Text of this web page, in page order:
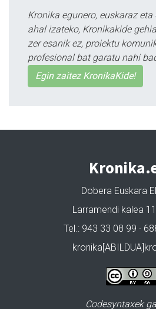
Kronika egunero, euskaraz
ahal izateko, Kronikakide
zer esanik ez, proiektu
profesional bat garatu nahi
Egin zaitez KronikaKide!
Dobera Euskara
Larramendi kalea
Tel.: 943 33 08 99 ·
Codesyntaxek